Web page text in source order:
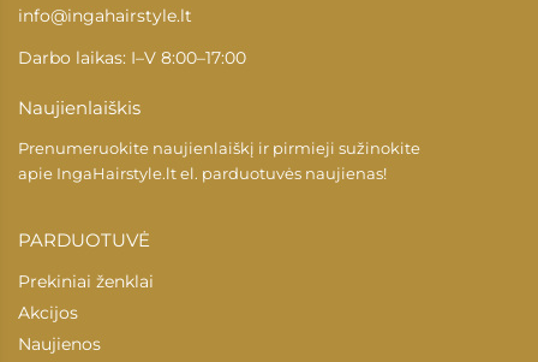
info@ingahairstyle.lt
Darbo laikas: I–V 8:00–17:00
Naujienlaiškis
Prenumeruokite naujienlaiškį ir pirmieji sužinokite
apie IngaHairstyle.ltel. parduotuvės naujienas!
PARDUOTUVĖ
Prekiniai ženklai
Akcijos
Naujienos